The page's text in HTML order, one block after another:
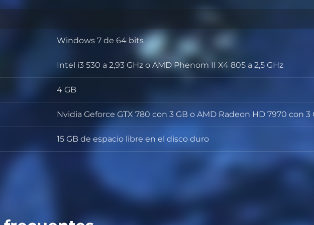
SO
Windows 7 de 64 bits
Procesador
Intel i3 530 a 2,93 GHz o AMD Phenom II X4 805 a 2,5 GHz
Memoria
4 GB
Gráficos
Nvidia Geforce GTX 780 con 3 GB o AMD Radeon HD 7970 con 3
Almacenamiento
15 GB de espacio libre en el disco duro